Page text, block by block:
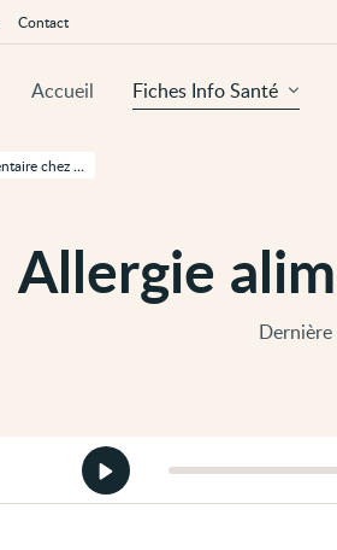
Allergie
Allergie alimentaire chez l’adulte
Accueil Fiches Info Santé
Contact
Démarrer
la
version